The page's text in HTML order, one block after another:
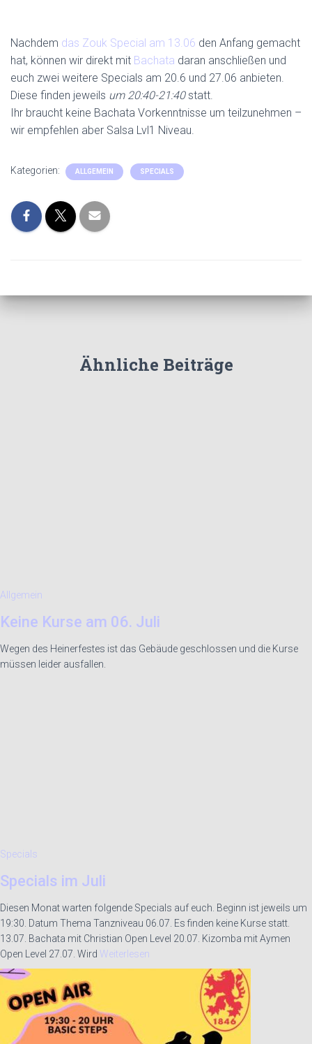
Nachdem das Zouk Special am 13.06 den Anfang gemacht
hat, können wir direkt mit Bachata daran anschließen und
euch zwei weitere Specials am 20.6 und 27.06 anbieten.
Diese finden jeweils um 20:40-21:40statt.
Ihr braucht keine Bachata Vorkenntnisse um teilzunehmen –
wir empfehlen aber Salsa Lvl1 Niveau.
Kategorien: ALLGEMEIN SPECIALS
Ähnliche Beiträge
Allgemein
Keine Kurse am 06. Juli
Wegen des Heinerfestes ist das Gebäude geschlossen und die Kurse
müssen leider ausfallen.
Specials
Specials im Juli
Diesen Monat warten folgende Specials auf euch. Beginn ist jeweils um
19:30. Datum Thema Tanzniveau 06.07. Es finden keine Kurse statt.
13.07. Bachata mit Christian Open Level 20.07. Kizomba mit Aymen
Open Level 27.07. Wird Weiterlesen